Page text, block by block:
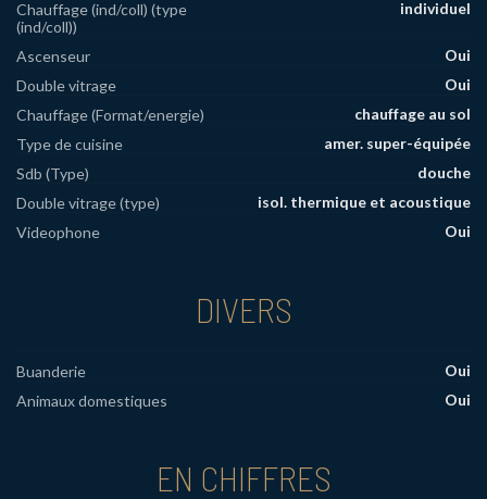
Chauffage (ind/coll) (type
(ind/coll))
individuel
Ascenseur
Oui
Double vitrage
Oui
Chauffage (Format/energie)
chauffage au sol
Type de cuisine
amer. super-équipée
Sdb (Type)
douche
Double vitrage (type)
isol. thermique et acoustique
Videophone
Oui
DIVERS
Buanderie
Oui
Animaux domestiques
Oui
EN CHIFFRES